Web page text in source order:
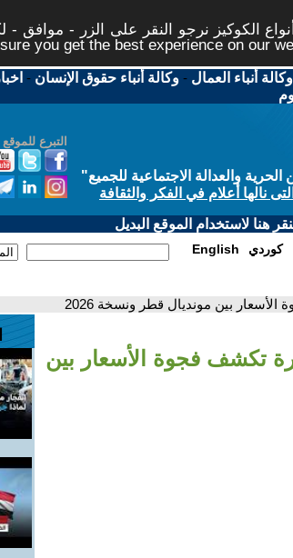
الكوكيز نرجو النقر على الزر - موافق -
you get the best experience on our
وكالة أنباء العمال -وكالة أنباء حقوق الإنسان -
التبرع
والعدالة الاجتماعية للجميع"
نالها أعلام في الفكر والثقافة
هنا لاستخدام الموقع البديل
English كوردي
بين مونديال قطر ونسخة 2026
تكشف فجوة الأسعار بين